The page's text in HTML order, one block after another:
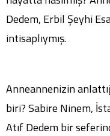
Dedem, Erbil Şeyhi
intisaplıymış.
Anneannenizin
biri? Sabire Ninem,
Atıf Dedem bir